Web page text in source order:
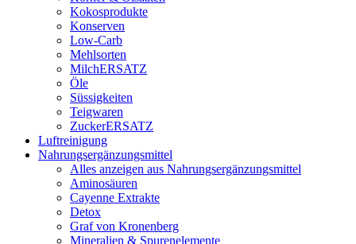
Kokosprodukte
Konserven
Low-Carb
Mehlsorten
MilchERSATZ
Öle
Süssigkeiten
Teigwaren
ZuckerERSATZ
Luftreinigung
Nahrungsergänzungsmittel
Alles anzeigen aus Nahrungsergänzungsmittel
Aminosäuren
Cayenne Extrakte
Detox
Graf von Kronenberg
Mineralien & Spurenelemente